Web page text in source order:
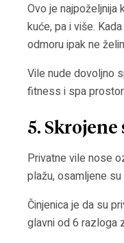
Ovo je najpoželjnija
kuće, pa i više.
odmoru ipak ne
Vile nude dovoljno
fitness i spa
5.
Privatne vile nose
plažu, osamljene
Činjenica je da su
glavni od 6 razloga